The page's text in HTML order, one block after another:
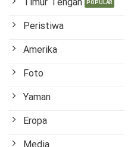
Peristiwa
Amerika
Foto
Yaman
Eropa